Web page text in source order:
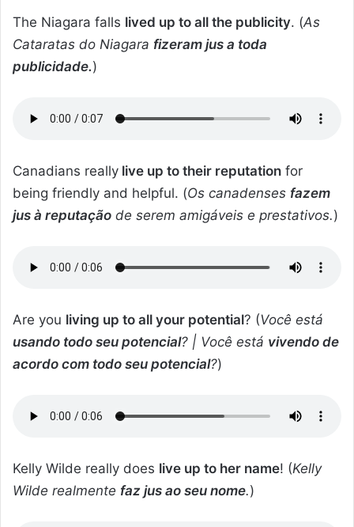
The Niagara falls lived up to all the publicity. (As
Cataratas do Niagara fizeram jus a toda
publicidade.)
Canadians really live up to their reputation for
being friendly and helpful. (Os canadenses fazem
jus à reputação de serem amigáveis e prestativos.)
Are you living up to all your potential? (Você está
usando todo seu potencial? | Você está vivendo de
acordo com todo seu potencial?)
Kelly Wilde really does live up to her name! (Kelly
Wilde realmente faz jus ao seu nome.)